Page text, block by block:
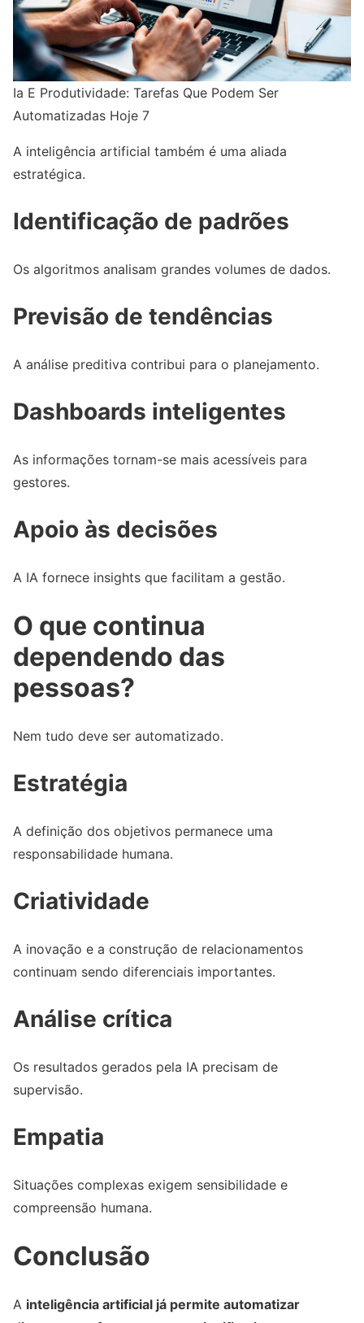
Ia E Produtividade: Tarefas Que Podem Ser
Automatizadas Hoje 7
A inteligência artificial também é uma aliada
estratégica.
Identificação de padrões
Os algoritmos analisam grandes volumes de dados.
Previsão de tendências
A análise preditiva contribui para o planejamento.
Dashboards inteligentes
As informações tornam-se mais acessíveis para
gestores.
Apoio às decisões
A IA fornece insights que facilitam a gestão.
O que continua
dependendo das
pessoas?
Nem tudo deve ser automatizado.
Estratégia
A definição dos objetivos permanece uma
responsabilidade humana.
Criatividade
A inovação e a construção de relacionamentos
continuam sendo diferenciais importantes.
Análise crítica
Os resultados gerados pela IA precisam de
supervisão.
Empatia
Situações complexas exigem sensibilidade e
compreensão humana.
Conclusão
A inteligência artificial já permite automatizar